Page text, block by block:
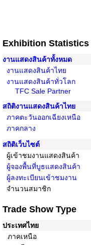
Exhibition Statistics
งานแสดงสินค้าทั้งหมด
งานแสดงสินค้าไทย
งานแสดงสินค้าทั่วโลก
TFC Sale Partner
สถิติงานแสดงสินค้าไทย
ภาคตะวันออกเฉียงเหนือ
ภาคกลาง
สถิติเว็บไซต์
ผู้เข้าชมงานแสดงสินค้า
ผู้จองพื้นที่บูธแสดงสินค้า
ผู้ลงทะเบียนเข้าชมงาน
จำนวนสมาชิก
Trade Show Type
ประเทศไทย
ภาคเหนือ